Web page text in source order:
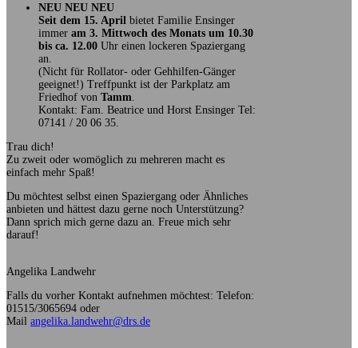
NEU NEU NEU
Seit dem 15. April bietet Familie Ensinger
immer am 3. Mittwoch des Monats um 10.30
bis ca. 12.00 Uhr einen lockeren Spaziergang
an.
(Nicht für Rollator- oder Gehhilfen-Gänger
geeignet!) Treffpunkt ist der Parkplatz am
Friedhof von Tamm
Kontakt: Fam. Beatrice und Horst Ensinger Tel:
07141 / 20 06 35.
Trau dich!
Zu zweit oder womöglich zu mehreren macht es
einfach mehr Spaß!
Du möchtest selbst einen Spaziergang oder Ähnliches
anbieten und hättest dazu gerne noch Unterstützung?
Dann sprich mich gerne dazu an. Freue mich sehr
darauf!
Angelika Landwehr
Falls du vorher Kontakt aufnehmen möchtest: Telefon:
01515/3065694 oder
Mail angelika.landwehr@drs.de